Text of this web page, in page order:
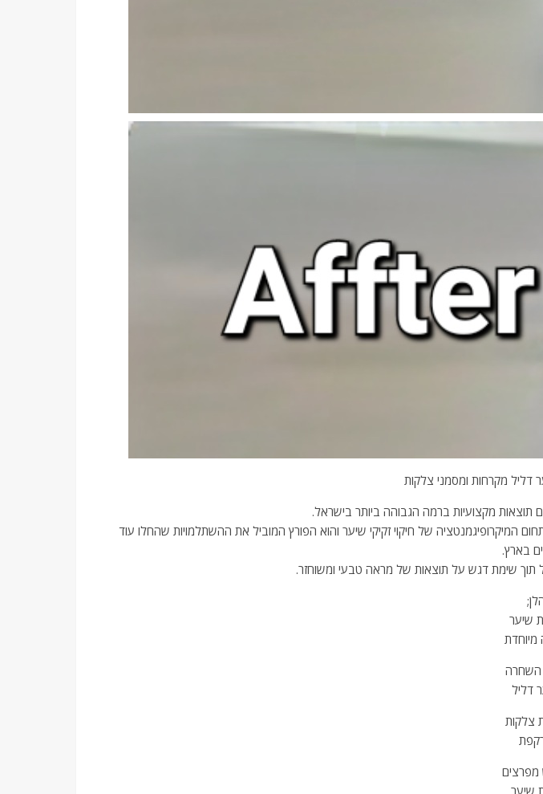
דליל מקרחות ומסמני צלקות
תוצאות מקצועיות ברמה הגבוהה ביותר בישראל.
לאחר סיום הטיפול ובמחירים נוחים לכלל. מעל 13 שנות ניסיון בתחום המיקרופיגמנטציה של חיקוי זקיקי שיער והוא הפורץ המוביל את ההשתלמויות שהחלו עוד
בארץ.
תוך שימת דגש על תוצאות של מראה טבעי ומשוחזר.
שיער
השחרה
דליל
צלקות
שיער